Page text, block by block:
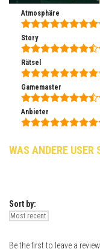
Atmosphäre
Story
Rätsel
Gamemaster
Anbieter
WAS ANDERE USER
Sort by:
Be the first to leave a review.